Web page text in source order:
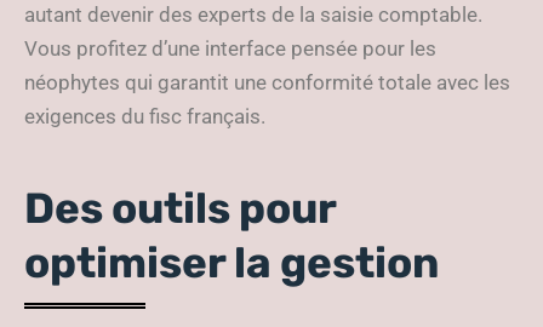
autant devenir des experts de la saisie comptable.
Vous profitez d’une interface pensée pour les
néophytes qui garantit une conformité totale avec les
exigences du fisc français.
Des outils pour
optimiser la gestion